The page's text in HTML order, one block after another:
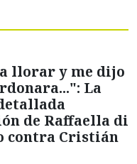
a llorar y me dijo
La
de Raffaella di
contra Cristián